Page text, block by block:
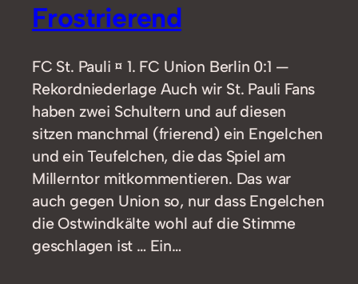
Frostrierend
FC St. Pauli ¤ 1. FC Union Berlin 0:1 —
Rekordniederlage Auch wir St. Pauli Fans
haben zwei Schultern und auf diesen
sitzen manchmal (frierend) ein Engelchen
und ein Teufelchen, die das Spiel am
Millerntor mitkommentieren. Das war
auch gegen Union so, nur dass Engelchen
die Ostwindkälte wohl auf die Stimme
geschlagen ist … Ein…